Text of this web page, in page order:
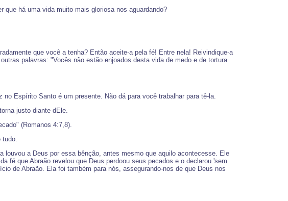
há uma vida muito mais gloriosa nos aguardando?
que você a tenha? Então aceite-a pela fé! Entre nela! Reivindique-a
palavras: "Vocês não estão enjoados desta vida de medo e de tortura
Espírito Santo é um presente. Não dá para você trabalhar para tê-la.
justo diante dEle.
(Romanos 4:7,8).
tudo.
a Deus por essa bênção, antes mesmo que aquilo acontecesse. Ele
fé que Abraão revelou que Deus perdoou seus pecados e o declarou 'sem
de Abraão. Ela foi também para nós, assegurando-nos de que Deus nos